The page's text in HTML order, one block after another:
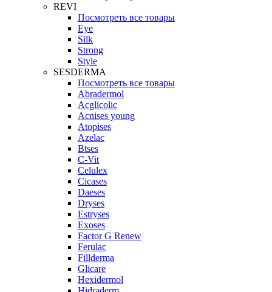
REVI
Посмотреть все товары
Eye
Silk
Strong
Style
SESDERMA
Посмотреть все товары
Abradermol
Acglicolic
Acnises young
Atopises
Azelac
Btses
C-Vit
Celulex
Cicases
Daeses
Dryses
Estryses
Exoses
Factor G Renew
Ferulac
Fillderma
Glicare
Hexidermol